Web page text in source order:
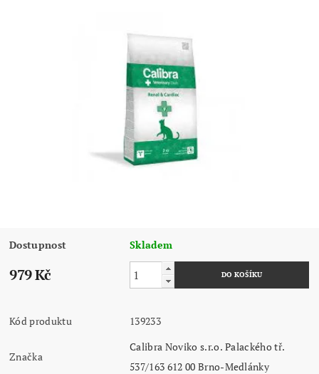
Dostupnost Skladem
979 Kč
Kód produktu 139233
Značka
Calibra Noviko s.r.o. Palackého tř.
537/163 612 00 Brno-Medlánky